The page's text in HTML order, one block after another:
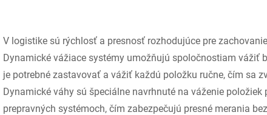
V logistike sú rýchlosť a presnosť rozhodujúce pre
Dynamické vážiace systémy umožňujú spoločnostiam vážiť
je potrebné zastavovať a vážiť každú položku ručne, čím sa
Dynamické váhy sú špeciálne navrhnuté na váženie
prepravných systémoch, čím zabezpečujú presné merania